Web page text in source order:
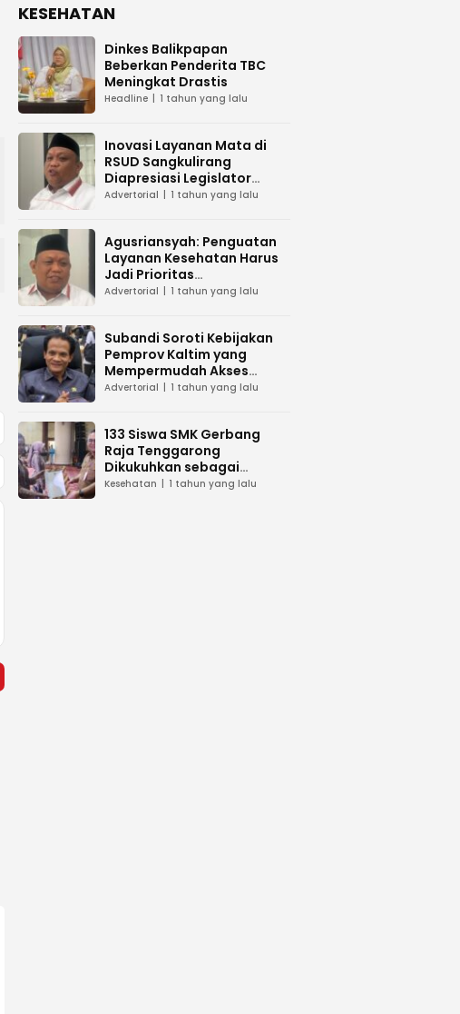
KESEHATAN
Dinkes Balikpapan
Beberkan Penderita TBC
Meningkat Drastis
Headline 1 tahun yang lalu
Inovasi Layanan Mata di
RSUD Sangkulirang
Diapresiasi Legislator
Kaltim
Advertorial 1 tahun yang lalu
Agusriansyah: Penguatan
Layanan Kesehatan Harus
Jadi Prioritas
Pembangunan di Kaltim
Advertorial 1 tahun yang lalu
Subandi Soroti Kebijakan
Pemprov Kaltim yang
Mempermudah Akses
Layanan Kesehatan
Advertorial 1 tahun yang lalu
133 Siswa SMK Gerbang
Raja Tenggarong
Dikukuhkan sebagai
Asisten Tenaga Kesehatan
Kesehatan 1 tahun yang lalu